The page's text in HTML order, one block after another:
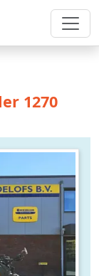
1270